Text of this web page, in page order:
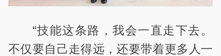
“技能这条路，我会一直走下去。
不仅要自己走得远，还要带着更多人一